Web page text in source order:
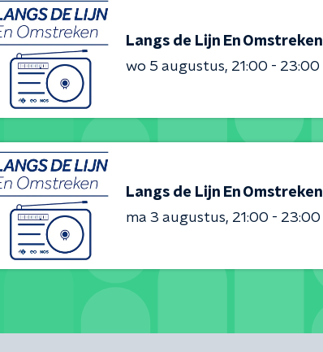
Langs de Lijn En Omstreken
wo 5 augustus 21:00 - 23:00
Langs de Lijn En Omstreken
ma 3 augustus 21:00 - 23:00